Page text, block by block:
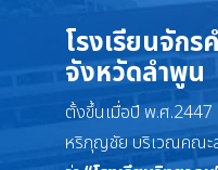
โรงเรียนจัก
จังหวัดลำพูน
ตั้งขึ้นเมื่อปี พ.ศ.2447
หริภุญชัย บริเวณคณะ